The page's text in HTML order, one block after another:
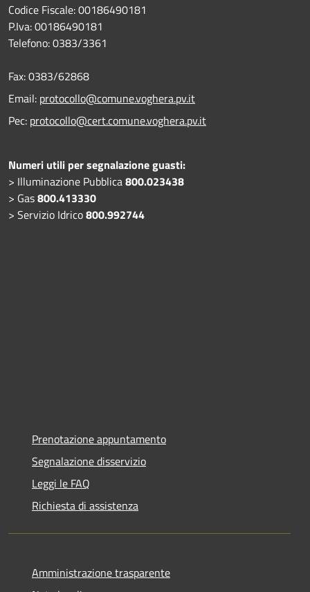
Codice Fiscale: 00186490181
P.Iva: 00186490181
Telefono:0383/3361
Fax:0383/62868
Email: protocollo@comune.voghera.pv.it
Pec: protocollo@cert.comune.voghera.pv.it
Numeri utili per segnalazione guasti:
> Illuminazione Pubblica800.023438
> Gas800.413330
> Servizio Idrico800.992744
Prenotazione appuntamento
Segnalazione disservizio
Leggi le FAQ
Richiesta di assistenza
Amministrazione trasparente